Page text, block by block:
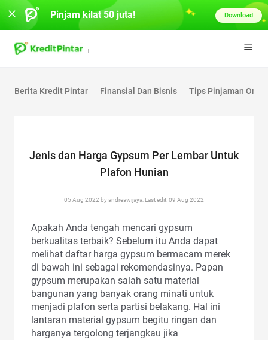
Berita Kredit Pintar Finansial Dan Bisnis Tips Pinjaman
Jenis dan Harga Gypsum Per Lembar Untuk
Plafon Hunian
05 Aug 2022 by andreawijaya, Last edit: 09 Aug 2022
Apakah Anda tengah mencari gypsum
berkualitas terbaik? Sebelum itu Anda dapat
melihat daftar harga gypsum bermacam merek
di bawah ini sebagai rekomendasinya. Papan
gypsum merupakan salah satu material
bangunan yang banyak orang minati untuk
menjadi plafon serta partisi belakang. Hal ini
lantaran material gypsum begitu ringan dan
harganya tergolong terjangkau jika
Pinjam kilat 50 juta! Download